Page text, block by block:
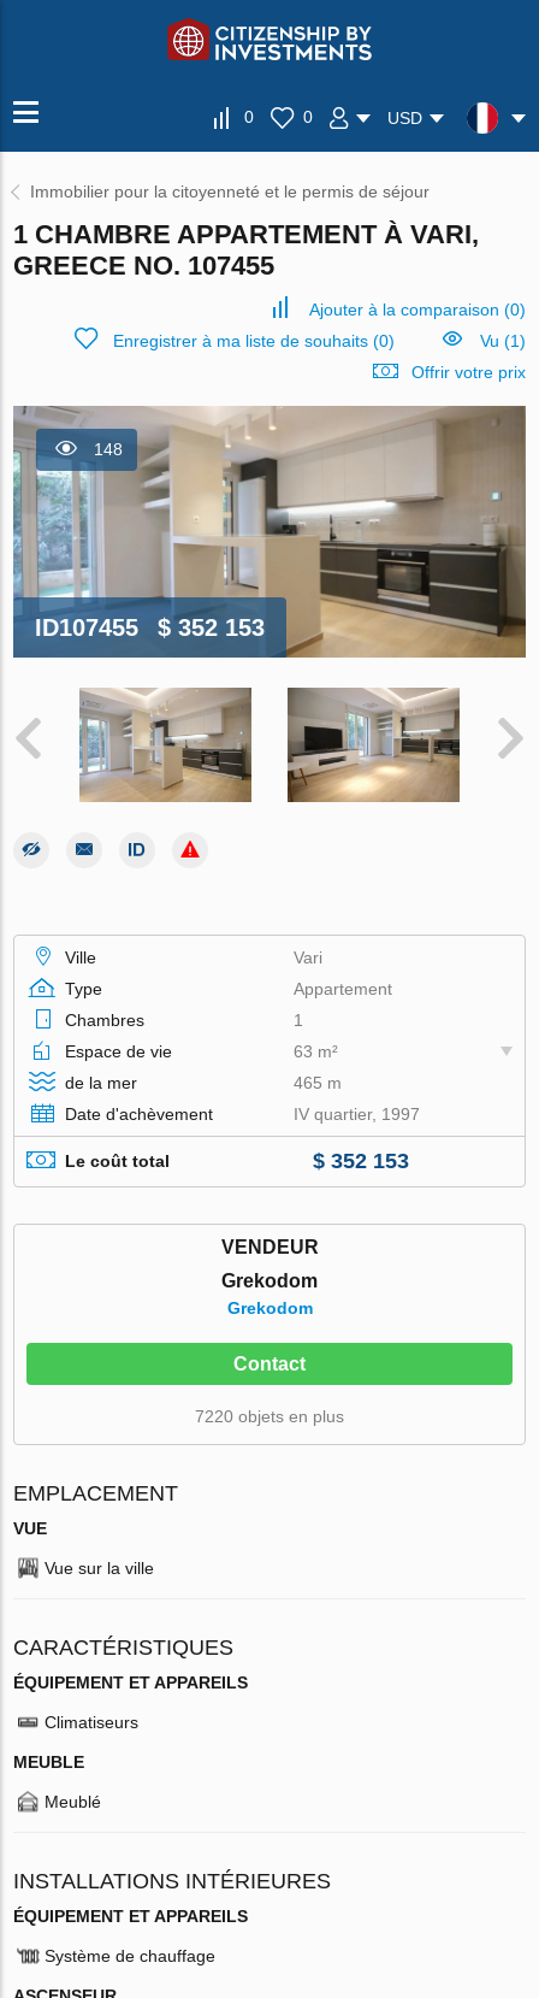
0 0 USD
Immobilier pour la citoyenneté et le permis de séjour
1 CHAMBRE APPARTEMENT À VARI,
GREECE NO. 107455
Ajouter à la comparaison (0)
Enregistrer à ma liste de souhaits(0)
Vu (1)
Offrir votre prix
148
ID107455 $ 352 153
Ville
Vari
Type
Appartement
Chambres
1
Espace de vie
63 m²
de la mer
465 m
Date d'achèvement
IV quartier, 1997
Le coût total $ 352 153
VENDEUR
Grekodom
Grekodom
Contact
7220 objets en plus
EMPLACEMENT
VUE
Vue sur la ville
CARACTÉRISTIQUES
ÉQUIPEMENT ET APPAREILS
Climatiseurs
MEUBLE
Meublé
INSTALLATIONS INTÉRIEURES
ÉQUIPEMENT ET APPAREILS
Système de chauffage